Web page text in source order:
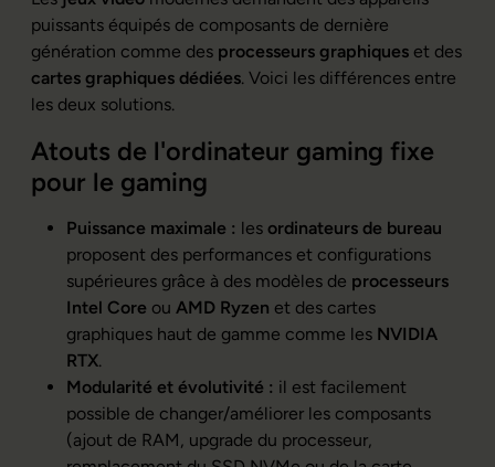
puissants équipés de composants de dernière
génération comme des processeurs graphiques et des
cartes graphiques dédiées. Voici les différences entre
les deux solutions.
Atouts de l'ordinateur gaming fixe
pour le gaming
Puissance maximale : les ordinateurs de bureau
proposent des performances et configurations
supérieures grâce à des modèles de processeurs
Intel Core ou AMD Ryzen et des cartes
graphiques haut de gamme comme les NVIDIA
RTX.
Modularité et évolutivité : il est facilement
possible de changer/améliorer les composants
(ajout de RAM, upgrade du processeur,